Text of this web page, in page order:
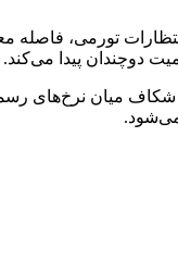
تورمی، فاصله
دوچندان پیدا می‌کند.
شکاف میان نرخ‌های
می‌شود.